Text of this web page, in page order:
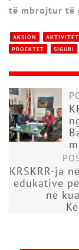
të mbrojtur të
AKSION AKTIVITET
PROEKTET
SIGURI
KRSKRR-ja
edukative
në